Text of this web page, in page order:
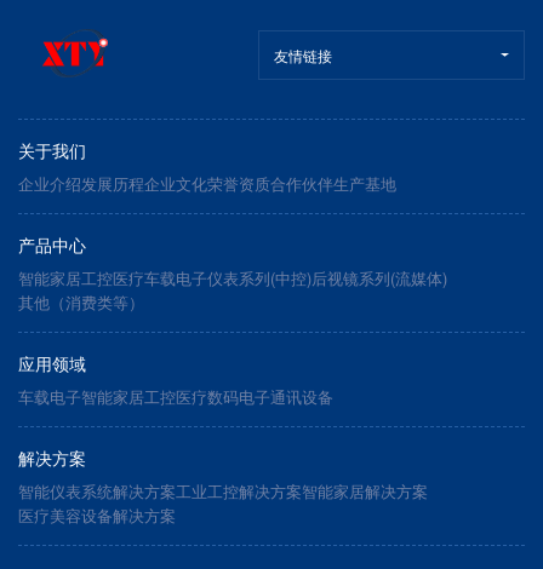
友情链接
关于我们
企业介绍发展历程企业文化荣誉资质合作伙伴生产基地
产品中心
智能家居工控医疗车载电子仪表系列(中控)后视镜系列(流媒体)
其他（消费类等）
应用领域
车载电子智能家居工控医疗数码电子通讯设备
解决方案
智能仪表系统解决方案工业工控解决方案智能家居解决方案
医疗美容设备解决方案